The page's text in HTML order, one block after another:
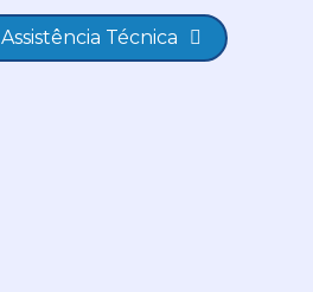
Assistência Técnica